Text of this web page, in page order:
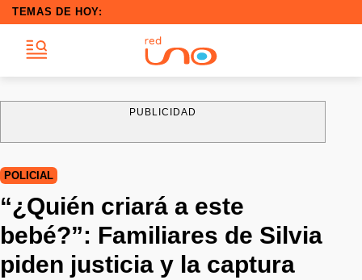
TEMAS DE HOY:
PUBLICIDAD
POLICIAL
“¿Quién criará a este
bebé?”: Familiares de Silvia
piden justicia y la captura